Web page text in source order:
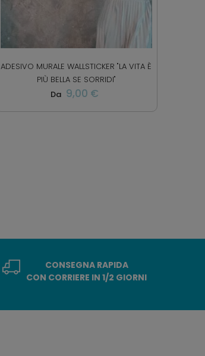
ADESIVO MURALE WALLSTICKER "LA VITA È
PIÙ BELLA SE SORRIDI"
Da 9,00 €
CONSEGNA RAPIDA
CON CORRIERE IN 1/2 GIORNI